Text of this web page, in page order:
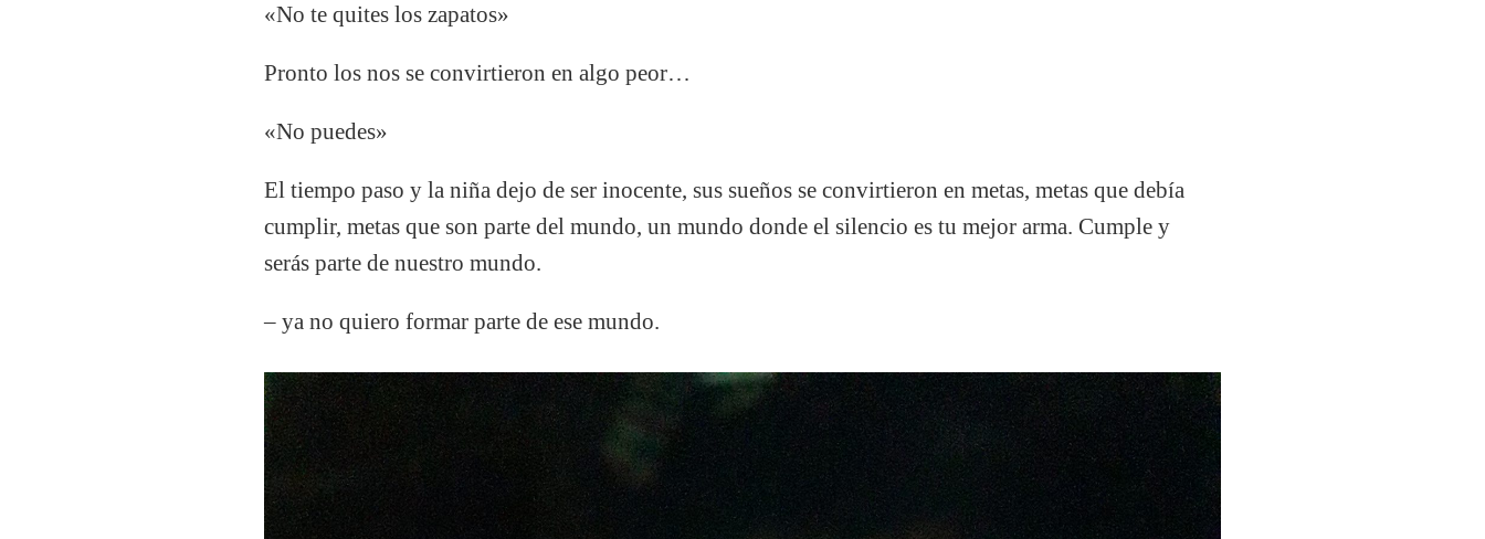
«No te quites los zapatos»
Pronto los nos se convirtieron en algo peor…
«No puedes»
El tiempo paso y la niña dejo de ser inocente, sus sueños se convirtieron en metas, metas que debía
cumplir, metas que son parte del mundo, un mundo donde el silencio es tu mejor arma. Cumple y
serás parte de nuestro mundo.
– ya no quiero formar parte de ese mundo.